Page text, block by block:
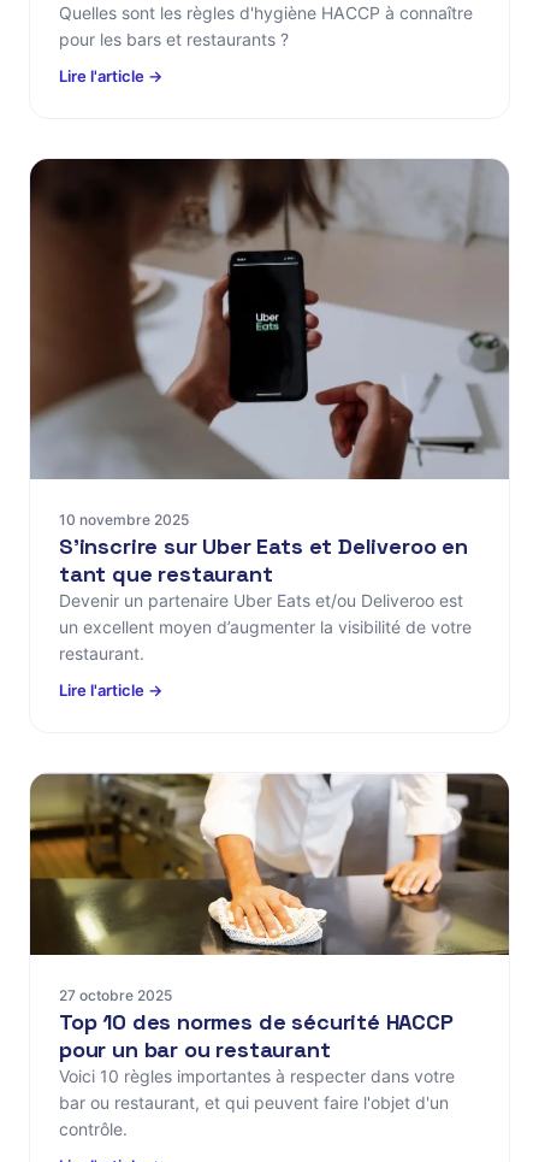
Quelles sont les règles d'hygiène HACCP à connaître
pour les bars et restaurants ?
Lire l'article →
10 novembre 2025
S’inscrire sur Uber Eats et Deliveroo en
tant que restaurant
Devenir un partenaire Uber Eats et/ou Deliveroo est
un excellent moyen d’augmenter la visibilité de votre
restaurant.
Lire l'article →
27 octobre 2025
Top 10 des normes de sécurité HACCP
pour un bar ou restaurant
Voici 10 règles importantes à respecter dans votre
bar ou restaurant, et qui peuvent faire l'objet d'un
contrôle.